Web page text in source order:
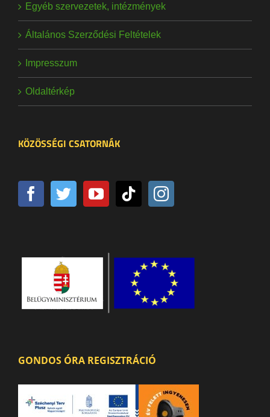
Egyéb szervezetek, intézmények
Általános Szerződési Feltételek
Impresszum
Oldaltérkép
KÖZÖSSÉGI CSATORNÁK
GONDOS ÓRA REGISZTRÁCIÓ